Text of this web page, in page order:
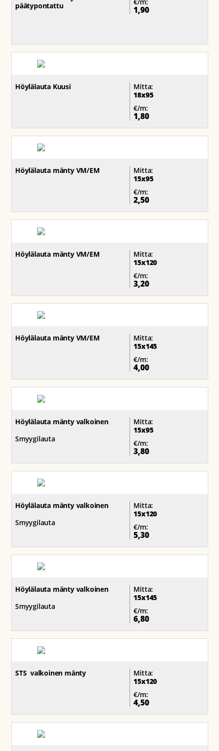
päätypontattu
1,90
Höylälauta Kuusi
Mitta:
18x95
€/m:
1,80
Höylälauta mänty VM/EM
Mitta:
15x95
€/m:
2,50
Höylälauta mänty VM/EM
Mitta:
15x120
€/m:
3,20
Höylälauta mänty VM/EM
Mitta:
15x145
€/m:
4,00
Höylälauta mänty valkoinen
Smyygilauta
Mitta:
15x95
€/m:
3,80
Höylälauta mänty valkoinen
Smyygilauta
Mitta:
15x120
€/m:
5,30
Höylälauta mänty valkoinen
Smyygilauta
Mitta:
15x145
€/m:
6,80
STS valkoinen mänty
Mitta:
15x120
€/m:
4,50